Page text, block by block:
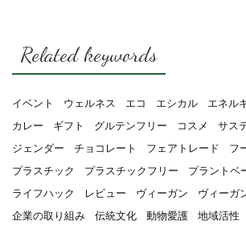
Related keywords
イベント ウェルネス エコ エシカル エネル
カレー
ギフト グルテンフリー コスメ
サス
ジェンダー
チョコレート フェアトレード
フ
プラスチック
プラスチックフリー プラントベ
ライフハック
レビュー ヴィーガン
ヴィーガ
企業の取り組み
伝統文化 動物愛護 地域活性